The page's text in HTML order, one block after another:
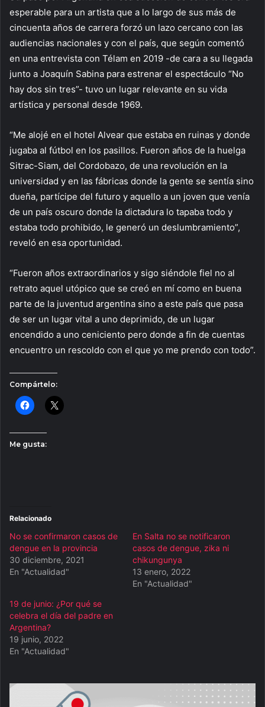
esperable para un artista que a lo largo de sus más de
cincuenta años de carrera forzó un lazo cercano con las
audiencias nacionales y con el país, que según comentó
en una entrevista con Télam en 2019 -de cara a su llegada
junto a Joaquín Sabina para estrenar el espectáculo “No
hay dos sin tres”- tuvo un lugar relevante en su vida
artística y personal desde 1969.
“Me alojé en el hotel Alvear que estaba en ruinas y donde
jugaba al fútbol en los pasillos. Fueron años de la huelga
Sitrac-Siam, del Cordobazo, de una revolución en la
universidad y en las fábricas donde la gente se sentía sino
dueña, partícipe del futuro y aquello a un joven que venía
de un país oscuro donde la dictadura lo tapaba todo y
estaba todo prohibido, le generó un deslumbramiento”,
reveló en esa oportunidad.
“Fueron años extraordinarios y sigo siéndole fiel no al
retrato aquel utópico que se creó en mí como en buena
parte de la juventud argentina sino a este país que pasa
de ser un lugar vital a uno deprimido, de un lugar
encendido a uno ceniciento pero donde a fin de cuentas
encuentro un rescoldo con el que yo me prendo con todo”.
Compártelo:
Me gusta:
Relacionado
No se confirmaron casos de
dengue en la provincia
30 diciembre, 2021
En "Actualidad"
En Salta no se notificaron
casos de dengue, zika ni
chikungunya
13 enero, 2022
En "Actualidad"
19 de junio: ¿Por qué se
celebra el día del padre en
Argentina?
19 junio, 2022
En "Actualidad"